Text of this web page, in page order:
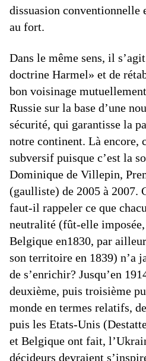
dissuasion conventionnelle
au fort.
Dans le même sens, il
doctrine Harmel» et de
bon voisinage
Russie sur la base d’une
sécurité, qui garantisse la
notre continent. Là encore,
subversif puisque c’est la
Dominique de Villepin,
(gaulliste) de 2005 à 2007.
faut-il rappeler ce que
neutralité (fût-elle
Belgique en1830, par
son territoire en 1839) n’a
de s’enrichir? Jusqu’en
deuxième, puis troisième
monde en termes relatifs,
puis les Etats-Unis
et Belgique ont fait,
décideurs devraient